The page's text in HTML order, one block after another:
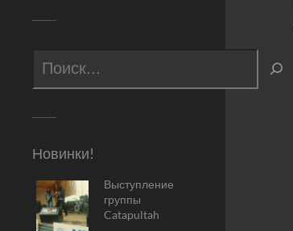
Новинки!
Выступление
группы
Catapultah